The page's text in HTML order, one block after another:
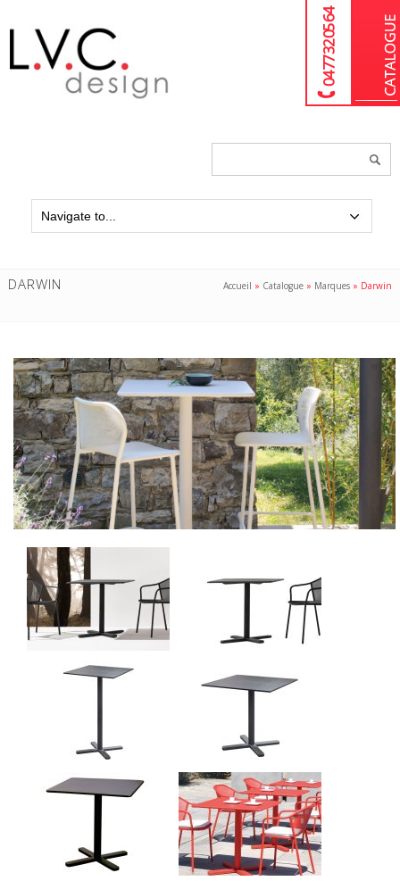
04 77 32 05 64
DARWIN Accueil » Catalogue » Marques » Darwin